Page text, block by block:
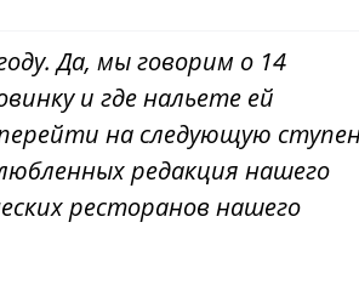
Да, мы говорим о 14
и где нальете ей
на следующую
редакция нашего
ресторанов нашего